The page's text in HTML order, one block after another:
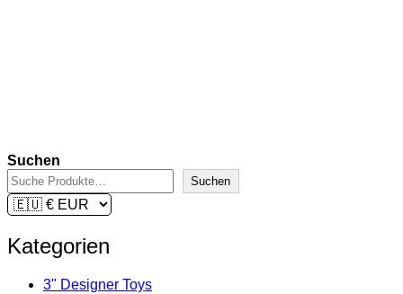
Suchen
Suchen
Kategorien
3" Designer Toys